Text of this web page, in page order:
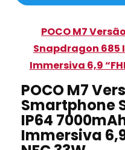
POCO M7
Snapdragon 685
Immersiva 6,9
POCO M7
Smartphone
IP64
Immersiva